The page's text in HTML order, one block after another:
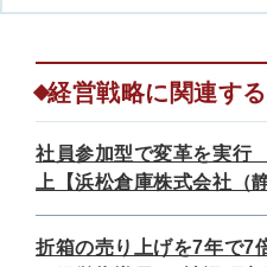
経営戦略に関連す
社員参加型で変革を実行
上【浜松倉庫株式会社（
折箱の売り上げを7年で7